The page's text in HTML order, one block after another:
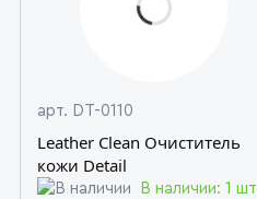
арт. DT-0110
Leather Clean Очиститель
кожи Detail
В наличии: 1 шт